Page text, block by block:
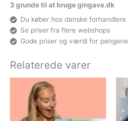
3 grunde til at bruge gingave.dk
Du køber hos danske forhandlere
Se priser fra flere webshops
Gode priser og værdi for pengene
Relaterede varer